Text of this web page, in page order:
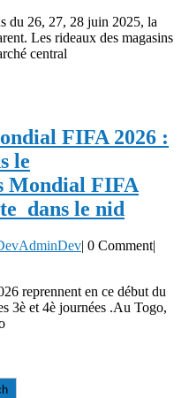
Les rideaux des magasins
central
FIFA 2026 :
le
Mondial FIFA
dans le nid
AdminDev 0 Comment|
3è et 4è journées .Au Togo,